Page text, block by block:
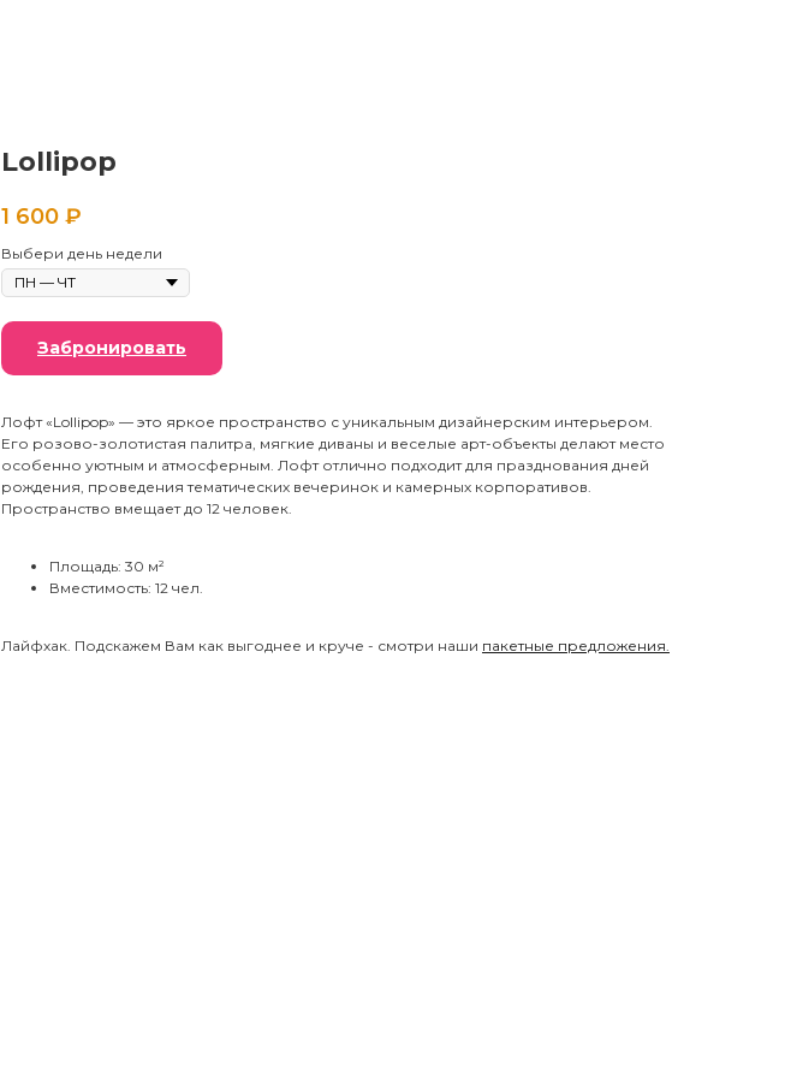
Lollipop
1 600 ₽
Выбери день недели
Забронировать
Лофт «Lollipop» — это яркое пространство с уникальным дизайнерским интерьером.
Его розово-золотистая палитра, мягкие диваны и веселые арт-объекты делают место
особенно уютным и атмосферным. Лофт отлично подходит для празднования дней
рождения, проведения тематических вечеринок и камерных корпоративов.
Пространство вмещает до 12 человек.
Площадь: 30 м²
Вместимость: 12 чел.
Лайфхак. Подскажем Вам как выгоднее и круче - смотри наши пакетные предложения.